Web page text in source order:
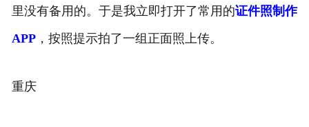
里没有备用的。于是我立即打开了常用的证件照制作
APP，按照提示拍了一组正面照上传。
重庆